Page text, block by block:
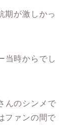
期が激しかっ
当時からでし
んのシンメで
ファンの間で